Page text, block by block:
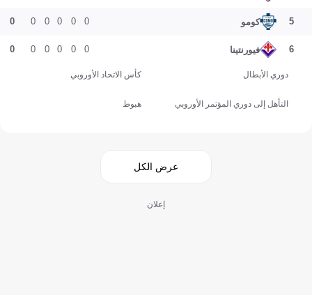
5 كومو 0
0
0
0
0
0
6 فيورنتينا 0
0
0
0
0
0
دوري الأبطال كأس الاتحاد الأوروبي
التأهل إلى دوري المؤتمر الأوروبي هبوط
عرض الكل
إعلان